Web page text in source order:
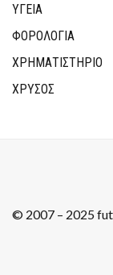
ΥΓΕΙΑ
ΦΟΡΟΛΟΓΙΑ
ΧΡΗΜΑΤΙΣΤΗΡΙΟ
ΧΡΥΣΟΣ
© 2007 – 2025